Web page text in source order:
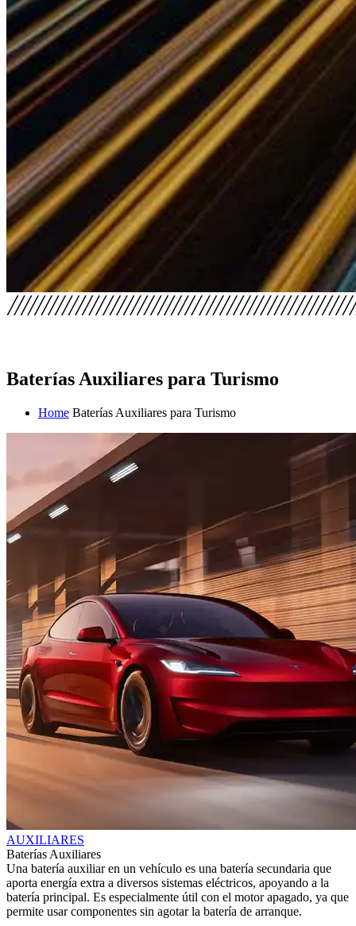
Baterías Auxiliares para Turismo
Home Baterías Auxiliares para Turismo
AUXILIARES
Baterías Auxiliares
Una batería auxiliar en un vehículo es una batería secundaria que
aporta energía extra a diversos sistemas eléctricos, apoyando a la
batería principal. Es especialmente útil con el motor apagado, ya que
permite usar componentes sin agotar la batería de arranque.